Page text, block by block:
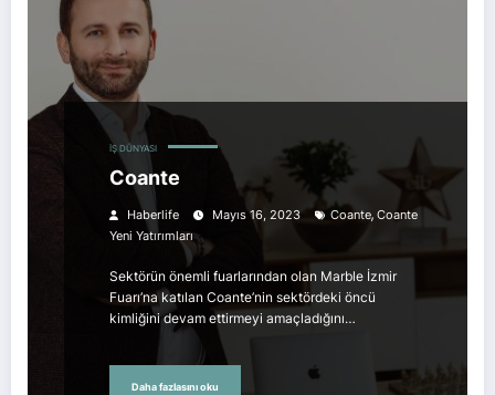
İŞ DÜNYASI
Coante
Haberlife Mayıs 16, 2023 Coante, Coante
Yeni Yatırımları
Sektörün önemli fuarlarından olan Marble İzmir
Fuarı’na katılan Coante’nin sektördeki öncü
kimliğini devam ettirmeyi amaçladığını…
Daha fazlasını oku